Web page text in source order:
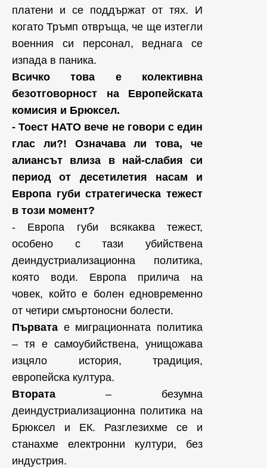
платени и се поддържат от тях. И
когато Тръмп отвръща, че ще изтегли
военния си персонал, веднага се
изпада в паника.
Всичко това е колективна
безотговорност на Европейската
комисия и Брюксел.
- Тоест НАТО вече не говори с един
глас ли?! Означава ли това, че
алиансът влиза в най-слабия си
период от десетилетия насам и
Европа губи стратегическа тежест
в този момент?
- Европа губи всякаква тежест,
особено с тази убийствена
деиндустриализационна политика,
която води. Европа прилича на
човек, който е болен едновременно
от четири смъртоносни болести.
Първата е миграционната политика
– тя е самоубийствена, унищожава
изцяло история, традиция,
европейска култура.
Втората – безумна
деиндустриализационна политика на
Брюксел и ЕК. Разглезихме се и
станахме електронни култури, без
индустрия.